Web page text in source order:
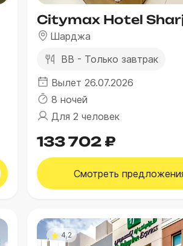
Citymax Hotel
Шарджа
BB - Только завтрак
Вылет 26.07.2026
8 ночей
Для 2 человек
133 702 ₽
Смотреть
4.2